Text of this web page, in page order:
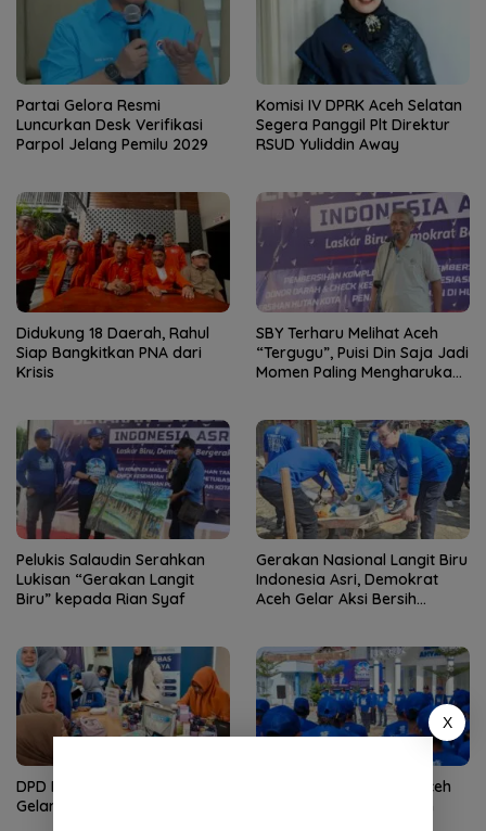
Partai Gelora Resmi
Luncurkan Desk Verifikasi
Parpol Jelang Pemilu 2029
Komisi IV DPRK Aceh Selatan
Segera Panggil Plt Direktur
RSUD Yuliddin Away
Didukung 18 Daerah, Rahul
Siap Bangkitkan PNA dari
Krisis
SBY Terharu Melihat Aceh
“Tergugu”, Puisi Din Saja Jadi
Momen Paling Mengharukan
Pelukis Salaudin Serahkan
Lukisan “Gerakan Langit
Biru” kepada Rian Syaf
Gerakan Nasional Langit Biru
Indonesia Asri, Demokrat
Aceh Gelar Aksi Bersih
DPD Partai Demokrat Aceh
Gelar Donor Darah
DPD Partai Demokrat Aceh
X